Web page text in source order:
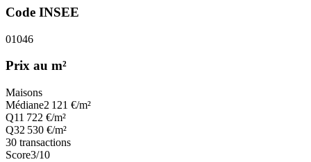
Code INSEE
01046
Prix au m²
Maisons
Médiane2 121 €/m²
Q11 722 €/m²
Q32 530 €/m²
30 transactions
Score3/10